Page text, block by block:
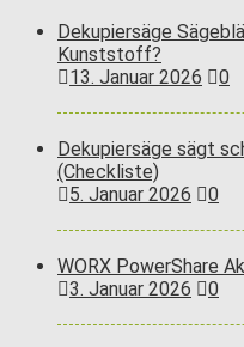
Dekupiersäge
Kunststoff?
13. Januar 2026
0
Dekupiersäge sägt
(Checkliste)
5. Januar 2026
0
WORX PowerShare
3. Januar 2026
0